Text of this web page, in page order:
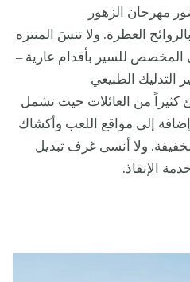
مهرجان الزهور
العطرة. ولا تنسَ المنتزه
للسير بأقدام عارية –
الطبيعي
كثيراً من العائلات حيث تشمل
إلى مواقع اللعب وأكشاك
ولا أنسى غرف تبديل
الإنقاذ.